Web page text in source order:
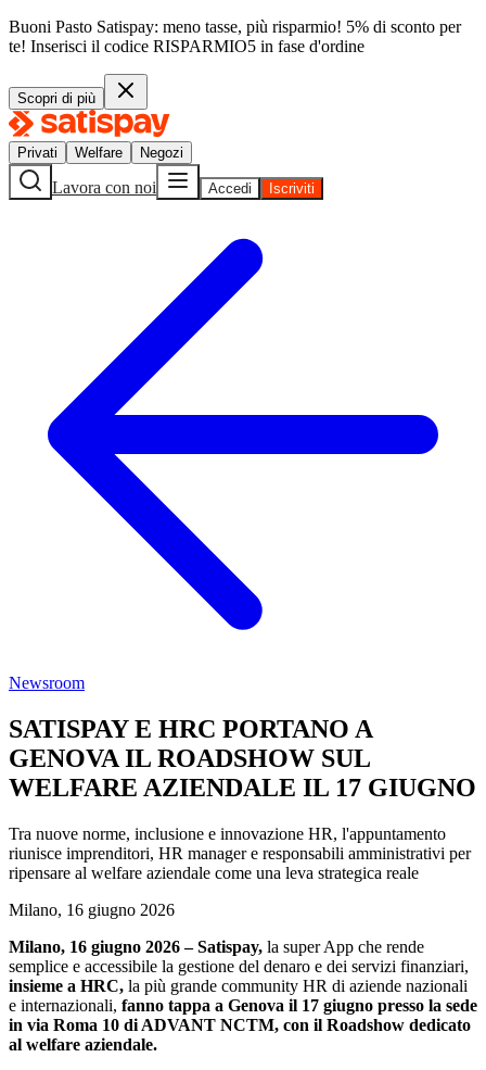
Buoni Pasto Satispay: meno tasse, più risparmio! 5% di sconto per
te! Inserisci il codice RISPARMIO5 in fase d'ordine
Scopri di più
Privati Welfare Negozi
Lavora con noi Accedi Iscriviti
Newsroom
SATISPAY E HRC PORTANO A
GENOVA IL ROADSHOW SUL
WELFARE AZIENDALE IL 17 GIUGNO
Tra nuove norme, inclusione e innovazione HR, l'appuntamento
riunisce imprenditori, HR manager e responsabili amministrativi per
ripensare al welfare aziendale come una leva strategica reale
Milano, 16 giugno 2026
Milano, 16 giugno 2026 – Satispay, la super App che rende
semplice e accessibile la gestione del denaro e dei servizi finanziari,
insieme a HRC, la più grande community HR di aziende nazionali
e internazionali, fanno tappa a Genova il 17 giugno presso la sede
in via Roma 10 di ADVANT NCTM, con il Roadshow dedicato
al welfare aziendale.